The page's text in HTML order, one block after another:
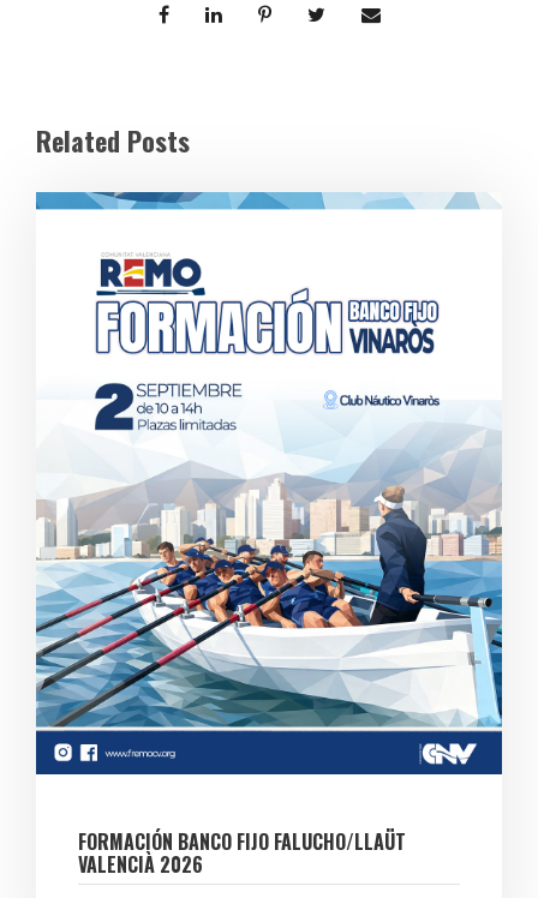
Related Posts
FORMACIÓN BANCO FIJO FALUCHO/LLAÜT
VALENCIÀ 2026